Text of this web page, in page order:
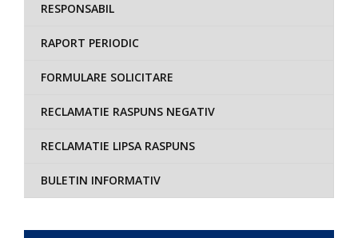
RESPONSABIL
RAPORT PERIODIC
FORMULARE SOLICITARE
RECLAMATIE RASPUNS NEGATIV
RECLAMATIE LIPSA RASPUNS
BULETIN INFORMATIV